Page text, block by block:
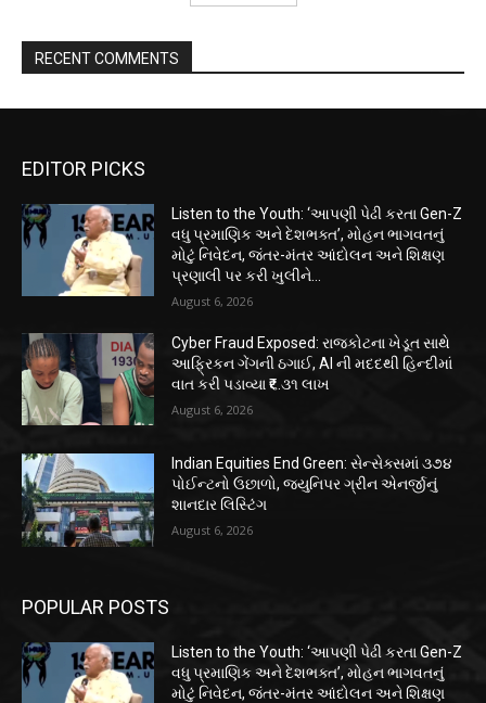
RECENT COMMENTS
EDITOR PICKS
Listen to the Youth: ‘આપણી પેઢી કરતા Gen-Z
વધુ પ્રમાણિક અને દેશભક્ત’, મોહન ભાગવતનું
મોટું નિવેદન, જંતર-મંતર આંદોલન અને શિક્ષણ
પ્રણાલી પર કરી ખુલીને...
August 6, 2026
Cyber Fraud Exposed: રાજકોટના ખેડૂત સાથે
આફ્રિકન ગેંગની ઠગાઈ, AI ની મદદથી હિન્દીમાં
વાત કરી પડાવ્યા ₹૬.૩૧ લાખ
August 6, 2026
Indian Equities End Green: સેન્સેક્સમાં ૩૭૪
પોઈન્ટનો ઉછાળો, જ્યુનિપર ગ્રીન એનર્જીનું
શાનદાર લિસ્ટિંગ
August 6, 2026
POPULAR POSTS
Listen to the Youth: ‘આપણી પેઢી કરતા Gen-Z
વધુ પ્રમાણિક અને દેશભક્ત’, મોહન ભાગવતનું
મોટું નિવેદન, જંતર-મંતર આંદોલન અને શિક્ષણ